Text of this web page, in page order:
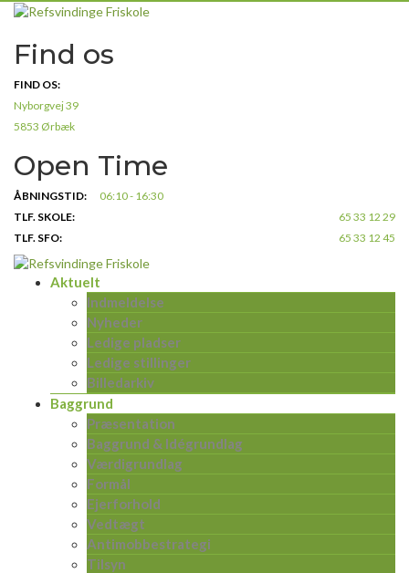
Skip
content
Find os
FIND OS:
Nyborgvej 39
5853 Ørbæk
Open Time
ÅBNINGSTID:
06:10 - 16:30
TLF. SKOLE:
65 33 12 29
TLF. SFO:
65 33 12 45
Aktuelt
Indmeldelse
Nyheder
Ledige pladser
Ledige stillinger
Billedarkiv
Baggrund
Præsentation
Baggrund & Idégrundlag
Værdigrundlag
Formål
Ejerforhold
Vedtægt
Antimobbestrategi
Tilsyn